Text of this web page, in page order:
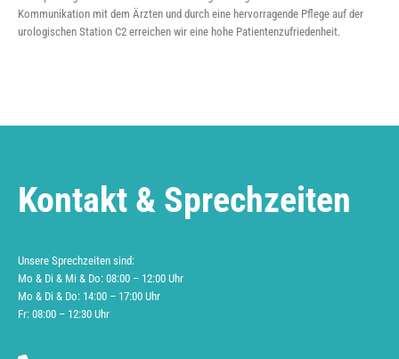
Kommunikation mit dem Ärzten und durch eine hervorragende Pflege auf der
urologischen Station C2 erreichen wir eine hohe Patientenzufriedenheit.
Kontakt & Sprechzeiten
Unsere Sprechzeiten sind:
Mo & Di & Mi & Do: 08:00 – 12:00 Uhr
Mo & Di & Do: 14:00 – 17:00 Uhr
Fr: 08:00 – 12:30 Uhr